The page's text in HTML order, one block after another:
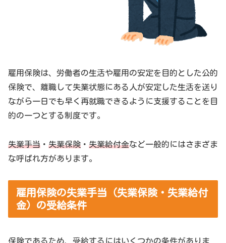
雇用保険は、労働者の生活や雇用の安定を目的とした公的
保険で、離職して失業状態にある人が安定した生活を送り
ながら一日でも早く再就職できるように支援することを目
的の一つとする制度です。
失業手当 ・ 失業保険 ・ 失業給付金など一般的にはさまざま
な呼ばれ方があります。
雇用保険の失業手当（失業保険・失業給付
金）の受給条件
保険であるため、受給するにはいくつかの条件がありま